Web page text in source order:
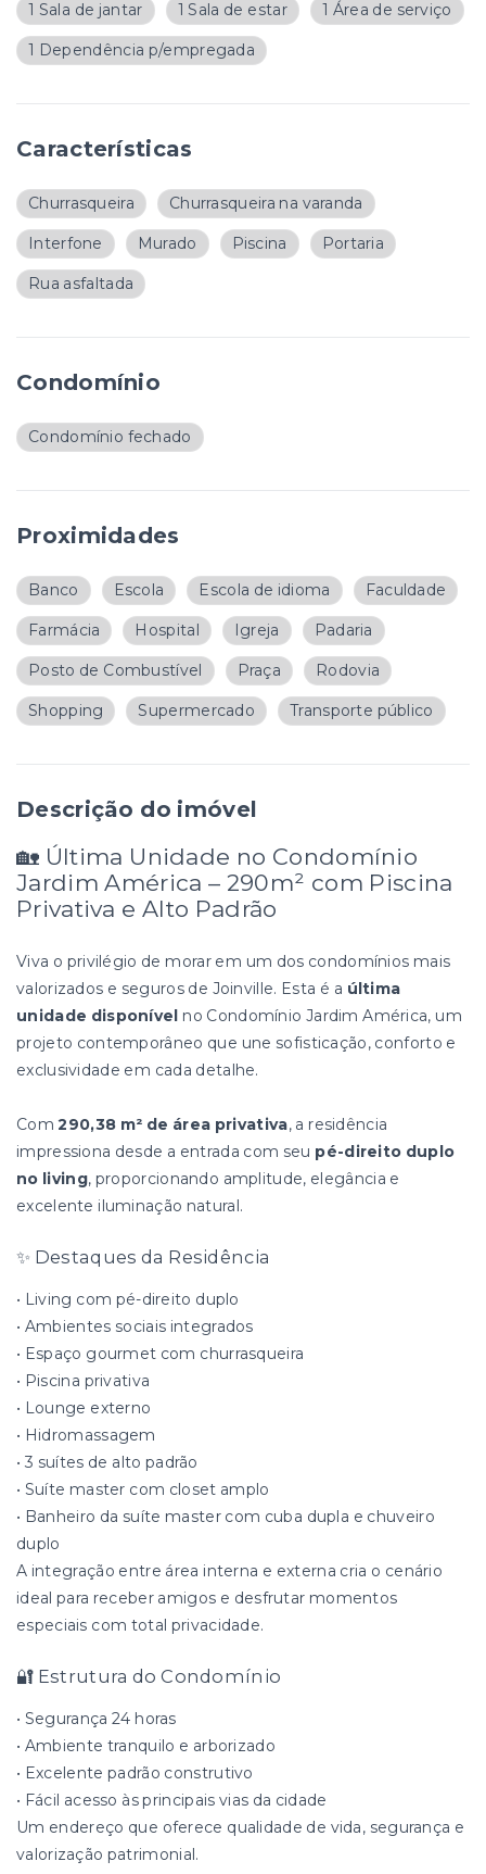
1 Sala de jantar 1 Sala de estar 1 Área de serviço
1 Dependência p/empregada
Características
Churrasqueira Churrasqueira na varanda
Interfone Murado Piscina Portaria
Rua asfaltada
Condomínio
Condomínio fechado
Proximidades
Banco Escola Escola de idioma Faculdade
Farmácia Hospital Igreja Padaria
Posto de Combustível Praça Rodovia
Shopping Supermercado Transporte público
Descrição do imóvel
🏡 Última Unidade no Condomínio
Jardim América – 290m² com Piscina
Privativa e Alto Padrão
Viva o privilégio de morar em um dos condomínios mais
valorizados e seguros de Joinville. Esta é a última
unidade disponível no Condomínio Jardim América, um
projeto contemporâneo que une sofisticação, conforto e
exclusividade em cada detalhe.
Com290,38 m² de área privativa, a residência
impressiona desde a entrada com seu pé-direito duplo
no living, proporcionando amplitude, elegância e
excelente iluminação natural.
✨ Destaques da Residência
• Living com pé-direito duplo
• Ambientes sociais integrados
• Espaço gourmet com churrasqueira
• Piscina privativa
• Lounge externo
• Hidromassagem
• 3 suítes de alto padrão
• Suíte master com closet amplo
• Banheiro da suíte master com cuba dupla e chuveiro
duplo
A integração entre área interna e externa cria o cenário
ideal para receber amigos e desfrutar momentos
especiais com total privacidade.
🔐 Estrutura do Condomínio
• Segurança 24 horas
• Ambiente tranquilo e arborizado
• Excelente padrão construtivo
• Fácil acesso às principais vias da cidade
Um endereço que oferece qualidade de vida, segurança e
valorização patrimonial.